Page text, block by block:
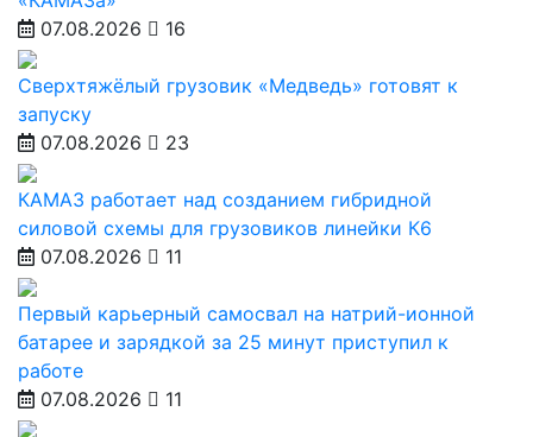
07.08.2026
16
Сверхтяжёлый грузовик «Медведь» готовят к
запуску
07.08.2026
23
КАМАЗ работает над созданием гибридной
силовой схемы для грузовиков линейки К6
07.08.2026
11
Первый карьерный самосвал на натрий-ионной
батарее и зарядкой за 25 минут приступил к
работе
07.08.2026
11